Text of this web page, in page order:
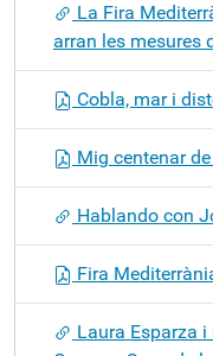
La Fira
arran les mesures
Cobla, mar i
Mig centenar
Hablando con
Fira
Laura Esparza i